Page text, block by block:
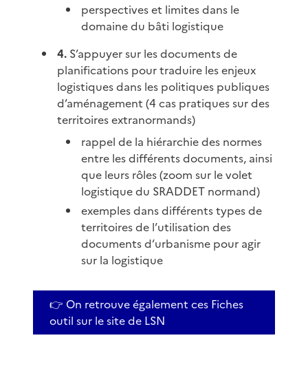
perspectives et limites dans le
domaine du bâti logistique
4. S’appuyer sur les documents de
planifications pour traduire les enjeux
logistiques dans les politiques publiques
d’aménagement (4 cas pratiques sur des
territoires extranormands)
rappel de la hiérarchie des normes
entre les différents documents, ainsi
que leurs rôles (zoom sur le volet
logistique du SRADDET normand)
exemples dans différents types de
territoires de l’utilisation des
documents d’urbanisme pour agir
sur la logistique
👉 On retrouve également ces Fiches
outil sur le site de LSN